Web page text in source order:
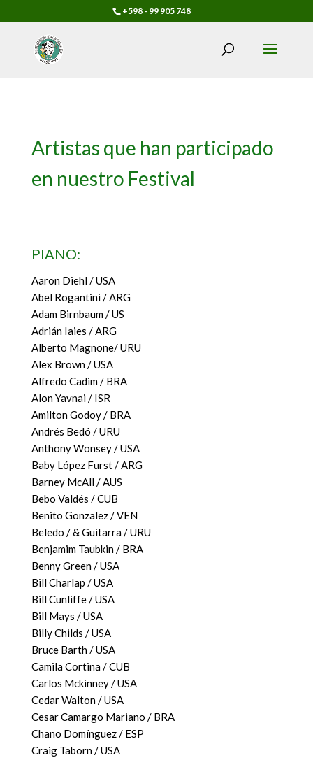
+598 - 99 905 748
Artistas que han participado
en nuestro Festival
PIANO:
Aaron Diehl / USA
Abel Rogantini / ARG
Adam Birnbaum / US
Adrián Iaies / ARG
Alberto Magnone/ URU
Alex Brown / USA
Alfredo Cadim / BRA
Alon Yavnai / ISR
Amilton Godoy / BRA
Andrés Bedó / URU
Anthony Wonsey / USA
Baby López Furst / ARG
Barney McAll / AUS
Bebo Valdés / CUB
Benito Gonzalez / VEN
Beledo / & Guitarra / URU
Benjamim Taubkin / BRA
Benny Green / USA
Bill Charlap / USA
Bill Cunliffe / USA
Bill Mays / USA
Billy Childs / USA
Bruce Barth / USA
Camila Cortina / CUB
Carlos Mckinney / USA
Cedar Walton / USA
Cesar Camargo Mariano / BRA
Chano Domínguez / ESP
Craig Taborn / USA